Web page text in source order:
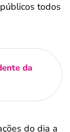
todos
da
do dia a